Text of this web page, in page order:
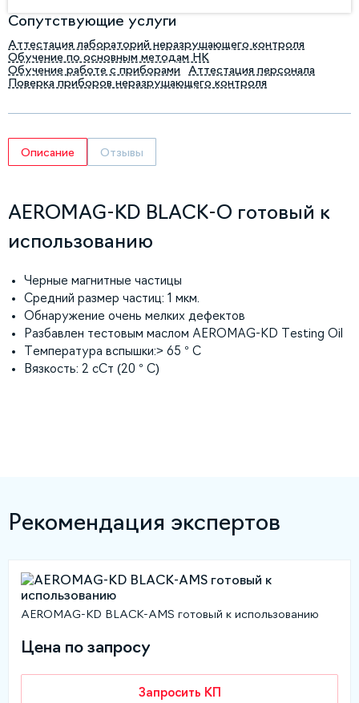
Сопутствующие услуги
Аттестация лабораторий неразрушающего контроля
Обучение по основным методам НК
Обучение работе с приборами
Аттестация персонала
Поверка приборов неразрушающего контроля
Описание Отзывы
AEROMAG-KD BLACK-O готовый к
использованию
Черные магнитные частицы
Средний размер частиц: 1 мкм.
Обнаружение очень мелких дефектов
Разбавлен тестовым маслом AEROMAG-KD Testing Oil
Температура вспышки:> 65 ° C
Вязкость: 2 сСт (20 ° C)
Рекомендация экспертов
AEROMAG-KD BLACK-AMS готовый к использованию
Цена по запросу
Запросить КП